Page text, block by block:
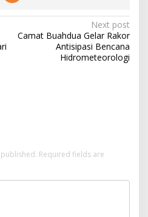
Next post
Camat Buahdua Gelar Rakor
Antisipasi Bencana
Hidrometeorologi
Required fields are